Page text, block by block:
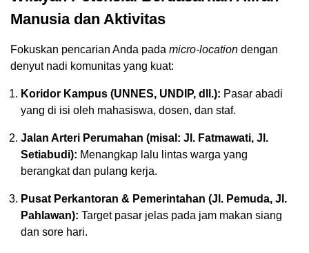
Manusia dan Aktivitas
Fokuskan pencarian Anda pada micro-location dengan
denyut nadi komunitas yang kuat:
Koridor Kampus (UNNES, UNDIP, dll.): Pasar abadi
yang di isi oleh mahasiswa, dosen, dan staf.
Jalan Arteri Perumahan (misal: Jl. Fatmawati, Jl.
Setiabudi): Menangkap lalu lintas warga yang
berangkat dan pulang kerja.
Pusat Perkantoran & Pemerintahan (Jl. Pemuda, Jl.
Pahlawan): Target pasar jelas pada jam makan siang
dan sore hari.